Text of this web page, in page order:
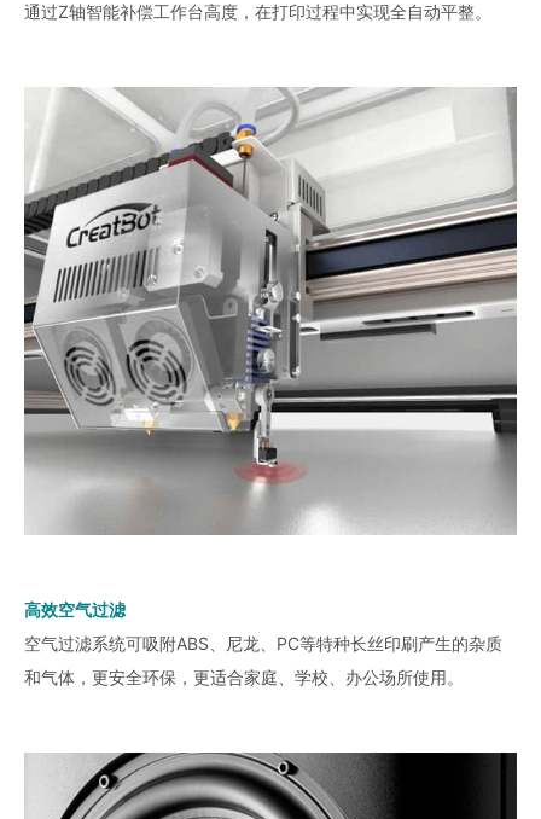
通过Z轴智能补偿工作台高度，在打印过程中实现全自动平整。
高效空气过滤
空气过滤系统可吸附ABS、尼龙、PC等特种长丝印刷产生的杂质
和气体，更安全环保，更适合家庭、学校、办公场所使用。